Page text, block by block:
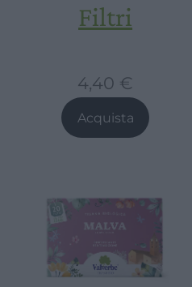
Filtri
4,40 €
Acquista